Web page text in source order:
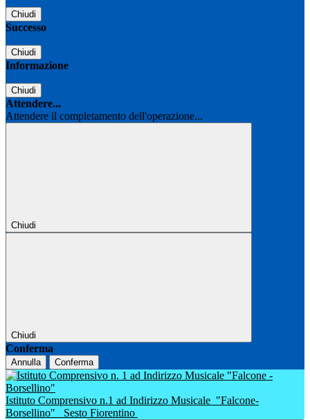
Chiudi
Successo
Chiudi
Informazione
Chiudi
Attendere...
Attendere il completamento dell'operazione...
Chiudi
Chiudi
Conferma
Annulla Conferma
Istituto Comprensivo n.1 ad Indirizzo Musicale "Falcone-
Borsellino"
Sesto Fiorentino